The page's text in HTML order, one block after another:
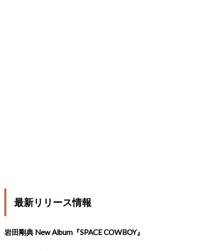
最新リリース情報
岩田剛典 New Album『SPACE COWBOY』